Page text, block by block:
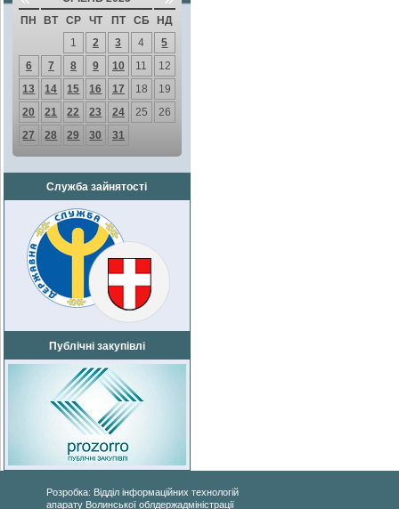
ПН ВТ СР ЧТ ПТ СБ
НД
1
2 3 4
5
6
7 8 9 10 11
12
13
14 15 16 17 18
19
20
21 22 23 24 25
26
27
28 29 30 31
Служба зайнятості
Публічні закупівлі
Розробка: Відділ інформаційних технологій
апарату Волинської облдержадміністрації